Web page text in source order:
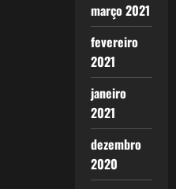
março 2021
fevereiro
2021
janeiro
2021
dezembro
2020